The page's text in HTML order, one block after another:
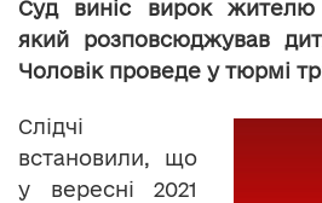
Суд виніс вирок жителю
який розповсюджував
Чоловік проведе у тюрмі
Слідчі
встановили, що
у вересні 2021